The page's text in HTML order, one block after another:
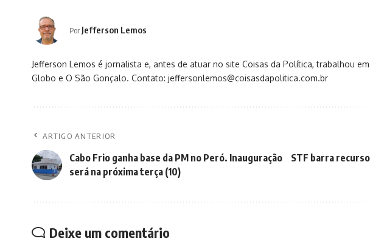
Por Jefferson Lemos
Jefferson Lemos é jornalista e, antes de atuar no site Coisas da Política, trabalhou
Globo e O São Gonçalo. Contato: jeffersonlemos@coisasdapolitica.com.br
ARTIGO ANTERIOR
Cabo Frio ganha base da PM no Peró. Inauguração
será na próxima terça (10)
STF barra
Deixe um comentário